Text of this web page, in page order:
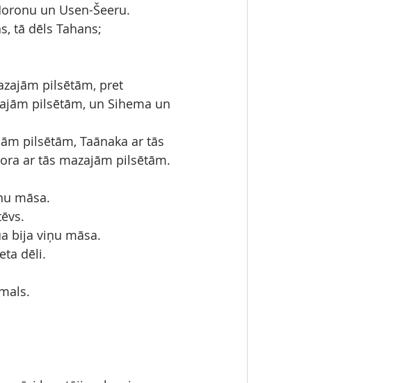
un Usen-Šeeru.
tā dēls Tahans;
pilsētām, pret
pilsētām, un Sihema un
pilsētām, Taānaka ar tās
ar tās mazajām pilsētām.
māsa.
bija viņu māsa.
dēli.